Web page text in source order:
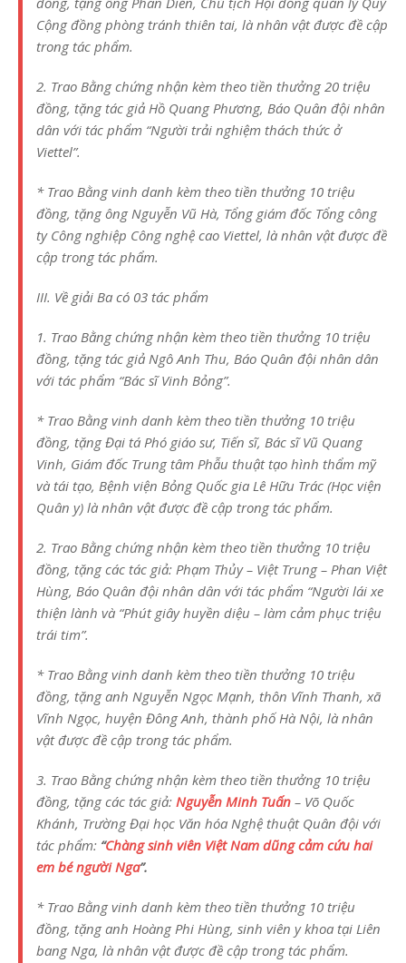
Cộng đồng phòng tránh thiên tai, là nhân vật được đề cập
trong tác phẩm.
2. Trao Bằng chứng nhận kèm theo tiền thưởng 20 triệu
đồng, tặng tác giả Hồ Quang Phương, Báo Quân đội nhân
dân với tác phẩm “Người trải nghiệm thách thức ở
Viettel”.
* Trao Bằng vinh danh kèm theo tiền thưởng 10 triệu
đồng, tặng ông Nguyễn Vũ Hà, Tổng giám đốc Tổng công
ty Công nghiệp Công nghệ cao Viettel, là nhân vật được đề
cập trong tác phẩm.
III. Về giải Ba có 03 tác phẩm
1. Trao Bằng chứng nhận kèm theo tiền thưởng 10 triệu
đồng, tặng tác giả Ngô Anh Thu, Báo Quân đội nhân dân
với tác phẩm “Bác sĩ Vinh Bỏng”.
* Trao Bằng vinh danh kèm theo tiền thưởng 10 triệu
đồng, tặng Đại tá Phó giáo sư, Tiến sĩ, Bác sĩ Vũ Quang
Vinh, Giám đốc Trung tâm Phẫu thuật tạo hình thẩm mỹ
và tái tạo, Bệnh viện Bỏng Quốc gia Lê Hữu Trác (Học viện
Quân y) là nhân vật được đề cập trong tác phẩm.
2. Trao Bằng chứng nhận kèm theo tiền thưởng 10 triệu
đồng, tặng các tác giả: Phạm Thủy – Việt Trung – Phan Việt
Hùng, Báo Quân đội nhân dân với tác phẩm “Người lái xe
thiện lành và “Phút giây huyền diệu – làm cảm phục triệu
trái tim”.
* Trao Bằng vinh danh kèm theo tiền thưởng 10 triệu
đồng, tặng anh Nguyễn Ngọc Mạnh, thôn Vĩnh Thanh, xã
Vĩnh Ngọc, huyện Đông Anh, thành phố Hà Nội, là nhân
vật được đề cập trong tác phẩm.
3. Trao Bằng chứng nhận kèm theo tiền thưởng 10 triệu
đồng, tặng các tác giả: Nguyễn Minh Tuấn – Võ Quốc
Khánh, Trường Đại học Văn hóa Nghệ thuật Quân đội với
tác phẩm: “Chàng sinh viên Việt Nam dũng cảm cứu hai
em bé người Nga”.
* Trao Bằng vinh danh kèm theo tiền thưởng 10 triệu
đồng, tặng anh Hoàng Phi Hùng, sinh viên y khoa tại Liên
bang Nga, là nhân vật được đề cập trong tác phẩm.